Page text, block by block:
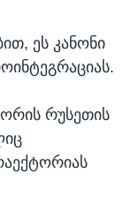
ეს კანონი
რუსეთის